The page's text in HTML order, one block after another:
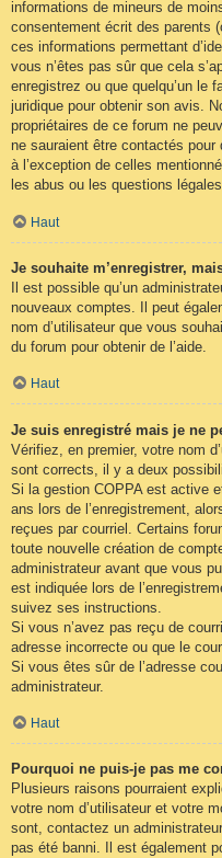
informations de mineurs de
consentement écrit des parents
ces informations permettant
vous n’êtes pas sûr que cela
enregistrez ou que quelqu’un le
juridique pour obtenir son avis.
propriétaires de ce forum ne
ne sauraient être contactés
à l’exception de celles
les abus ou les questions
Haut
Je souhaite m’enregistrer,
Il est possible qu’un
nouveaux comptes. Il peut
nom d’utilisateur que vous
du forum pour obtenir de l’aide.
Haut
Je suis enregistré mais je ne
Vérifiez, en premier, votre nom
sont corrects, il y a deux
Si la gestion COPPA est active
ans lors de l’enregistrement,
reçues par courriel. Certains
toute nouvelle création de
administrateur avant que vous
est indiquée lors de
suivez ses instructions.
Si vous n’avez pas reçu de
adresse incorrecte ou que le
Si vous êtes sûr de l’adresse
administrateur.
Haut
Pourquoi ne puis-je pas me
Plusieurs raisons pourraient
votre nom d’utilisateur et votre
sont, contactez un
pas été banni. Il est également